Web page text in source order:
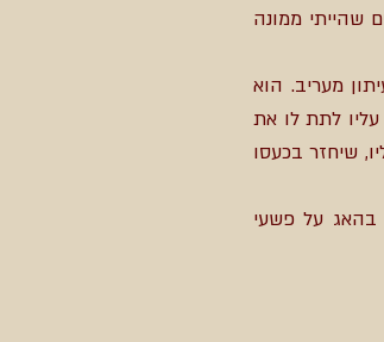
שהייתי ממונה
מעריב. הוא
לתת לו את
שיחזר בכעסו
לתביעות בית הדין בהאג על פשעי